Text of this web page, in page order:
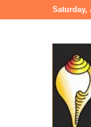
Saturday,